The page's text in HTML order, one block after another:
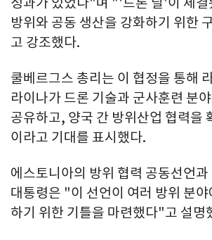
방위와 공동 생산을 강화하기 위한
고 강조했다.
쿨베르그스 총리는 이 협정을 통해
라이나가 드론 기술과 군사훈련 분
공유하고, 양국 간 방위산업 협력을
이라고 기대를 표시했다.
에스토니아의 방위 협력 공동선언과
대통령은 "이 선언이 여러 방위 분야
하기 위한 기틀을 마련했다"고 설명